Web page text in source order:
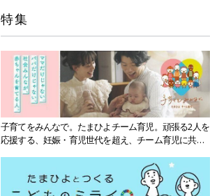
特集
子育てをみんなで。たまひよチーム育児。頑張る2人を
応援する、妊娠・育児世代を超え、チーム育児に共感